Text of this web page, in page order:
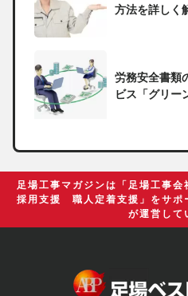
方法を詳しく
労務安全書類
ビス「グリー
届いたらど
足場工事マガジンは「足場工事
採用支援 職人定着支援」をサポ
が運営して